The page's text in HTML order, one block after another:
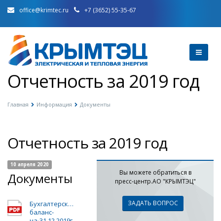
office@krimtec.ru +7 (3652) 55-35-67
Отчетность за 2019 год
Главная Информация Документы
Отчетность за 2019 год
Вы можете обратиться в
пресс-центр.АО "КРЫМТЭЦ"
ЗАДАТЬ ВОПРОС
10 апреля 2020
Документы
Бухгалтерский-
баланс-